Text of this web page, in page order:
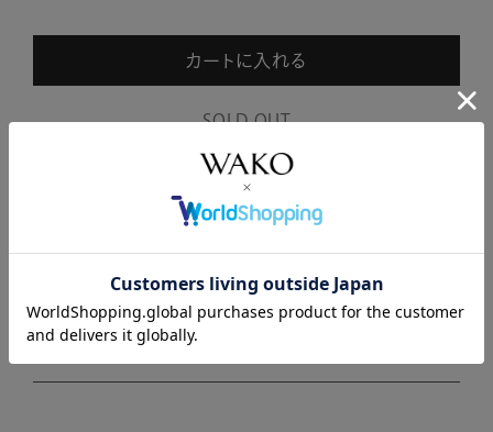
カートに入れる
SOLD OUT
商品詳細